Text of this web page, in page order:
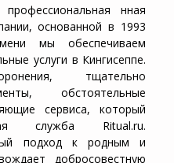
нная
основанной в 1993
мы обеспечиваем
услуги в Кингисеппе.
тщательно
обстоятельные
сервиса, который
служба Ritual.ru.
подход к родным и
добросовестную